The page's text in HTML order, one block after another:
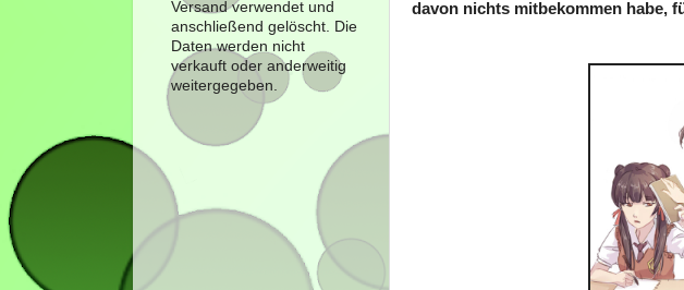
davon nichts mitbekommen habe,
Versand verwendet und
anschließend gelöscht. Die
Daten werden nicht
verkauft oder anderweitig
weitergegeben.